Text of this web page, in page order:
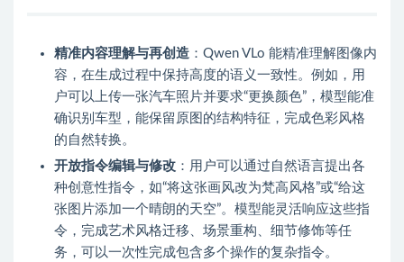
精准内容理解与再创造 ：Qwen VLo 能精准理解图像内
容，在生成过程中保持高度的语义一致性。例如，用
户可以上传一张汽车照片并要求“更换颜色”，模型能准
确识别车型，能保留原图的结构特征，完成色彩风格
的自然转换。
开放指令编辑与修改 ：用户可以通过自然语言提出各
种创意性指令，如“将这张画风改为梵高风格”或“给这
张图片添加一个晴朗的天空”。模型能灵活响应这些指
令，完成艺术风格迁移、场景重构、细节修饰等任
务，可以一次性完成包含多个操作的复杂指令。